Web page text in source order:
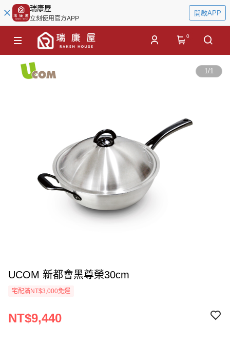
瑞康屋
立刻使用官方APP
開啟APP
0
1/1
UCOM 新都會黑尊榮30cm
宅配滿NT$3,000免運
NT$9,440